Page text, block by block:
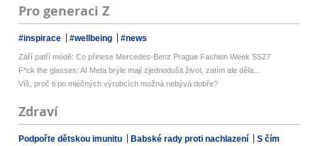
Pro generaci Z
#inspirace #wellbeing #news
Září patří módě: Co přinese Mercedes-Benz Prague Fashion Week SS27
F*ck the glasses: AI Meta brýle mají zjednodušit život, zatím ale děla...
Víš, proč ti po mléčných výrobcích možná nebývá dobře?
Zdraví
Podpořte dětskou imunitu Babské rady proti nachlazení
S čím